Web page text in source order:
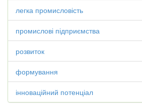
легка промисловість
промислові підприємства
розвиток
формування
інноваційний потенціал